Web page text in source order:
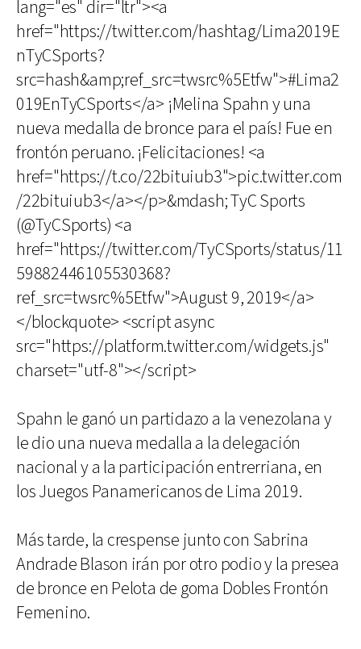
lang="es" dir="ltr"><a
href="https://twitter.com/hashtag/Lima2019E
nTyCSports?
src=hash&amp;ref_src=twsrc%5Etfw">#Lima2
019EnTyCSports</a> ¡Melina Spahn y una
nueva medalla de bronce para el país! Fue en
frontón peruano. ¡Felicitaciones! <a
href="https://t.co/22bituiub3">pic.twitter.com
/22bituiub3</a></p>&mdash; TyC Sports
(@TyCSports) <a
href="https://twitter.com/TyCSports/status/11
59882446105530368?
ref_src=twsrc%5Etfw">August 9, 2019</a>
</blockquote> <script async
src="https://platform.twitter.com/widgets.js"
charset="utf-8"></script>
Spahn le ganó un partidazo a la venezolana y
le dio una nueva medalla a la delegación
nacional y a la participación entrerriana, en
los Juegos Panamericanos de Lima 2019.
Más tarde, la crespense junto con Sabrina
Andrade Blason irán por otro podio y la presea
de bronce en Pelota de goma Dobles Frontón
Femenino.